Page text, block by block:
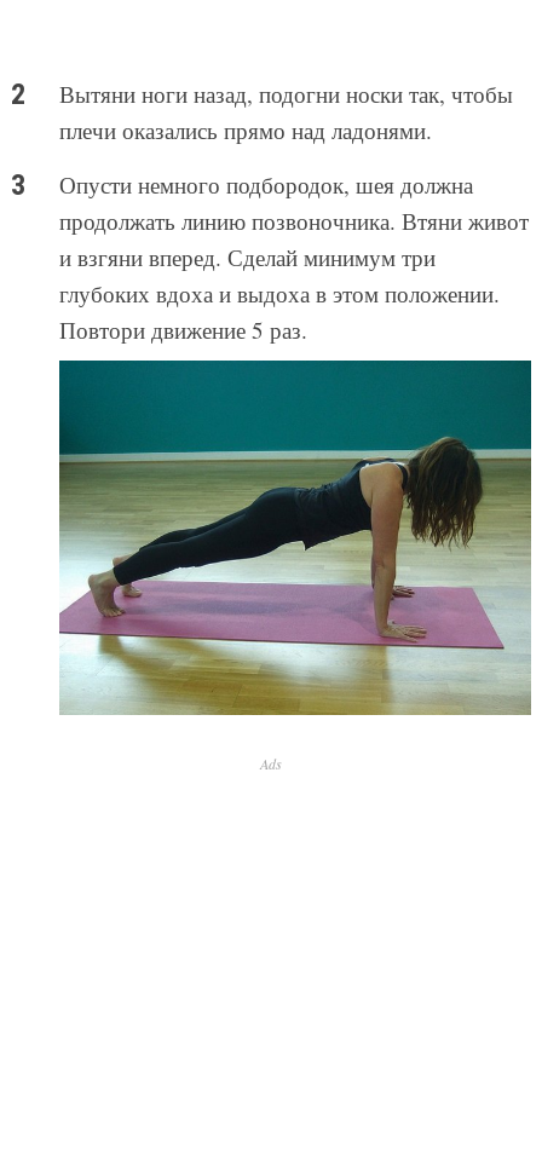
Вытяни ноги назад, подогни носки так, чтобы
плечи оказались прямо над ладонями.
Опусти немного подбородок, шея должна
продолжать линию позвоночника. Втяни живот
и взгяни вперед. Сделай минимум три
глубоких вдоха и выдоха в этом положении.
Повтори движение 5 раз.
Ads